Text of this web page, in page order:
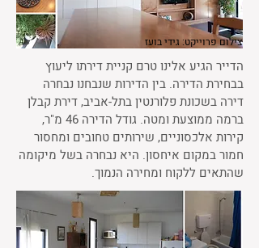
צילום פרוייקט: גידי בועז
הדייר הגיע אלינו טרם קניית דירתו ליעוץ
בבחירת הדירה. בין הדירות שנבחנו נבחרה
דירה בשכונת פלורנטין בתל-אביב, דירת קבלן
ברמה ממוצעת ומטה. גודל הדירה 46 מ"ר,
קירות אלכסוניים, שירותים טחובים ומחסור
חמור במקום איחסון. היא נבחרה בשל מיקומה
שהתאים ללקוח ומחירה הנמוך.